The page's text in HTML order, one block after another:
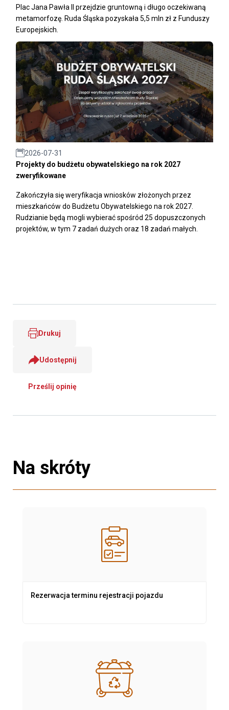
Plac Jana Pawła II przejdzie gruntowną i długo oczekiwaną
metamorfozę. Ruda Śląska pozyskała 5,5 mln zł z Funduszy
Europejskich.
2026-07-31
Projekty do budżetu obywatelskiego na rok 2027
zweryfikowane
Zakończyła się weryfikacja wniosków złożonych przez
mieszkańców do Budżetu Obywatelskiego na rok 2027.
Rudzianie będą mogli wybierać spośród 25 dopuszczonych
projektów, w tym 7 zadań dużych oraz 18 zadań małych.
Drukuj
Udostępnij
Prześlij opinię
Na skróty
Rezerwacja terminu rejestracji pojazdu